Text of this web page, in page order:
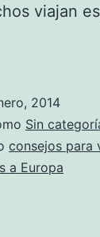
viajan
2014
Sin
consejos para
a Europa